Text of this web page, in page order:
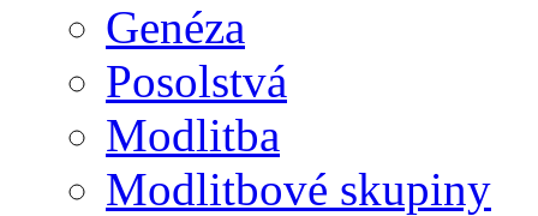
Genéza
Posolstvá
Modlitba
Modlitbové skupiny